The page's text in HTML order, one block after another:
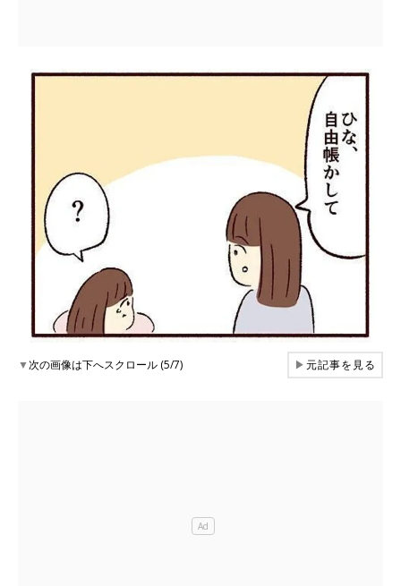
▼次の画像は下へスクロール (5/7) ▶元記事を見る